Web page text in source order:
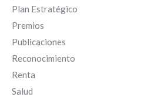
Plan Estratégico
Premios
Publicaciones
Reconocimiento
Renta
Salud